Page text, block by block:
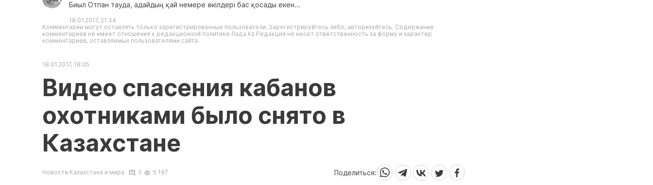
Биыл Отпан тауда, адайдың қай немере өкілдері бас қосады екен...
18.01.2017, 21:34
Комментарии могут оставлять только зарегистрированные пользователи. Зарегистрируйтесь либо, авторизуйтесь. Содержание
комментариев не имеет отношения к редакционной политике Лада.kz.Редакция не несет ответственность за форму и характер
комментариев, оставляемых пользователями сайта.
18.01.2017, 18:05
Видео спасения кабанов
охотниками было снято в
Казахстане
Новости Казахстана и мира 3 5 187 Поделиться: